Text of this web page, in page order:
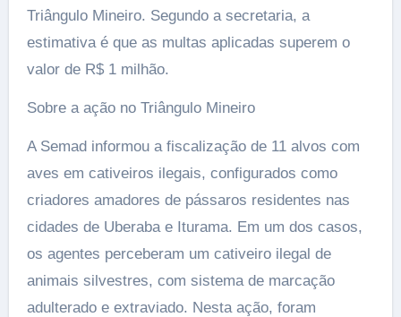
Triângulo Mineiro. Segundo a secretaria, a
estimativa é que as multas aplicadas superem o
valor de R$ 1 milhão.
Sobre a ação no Triângulo Mineiro
A Semad informou a fiscalização de 11 alvos com
aves em cativeiros ilegais, configurados como
criadores amadores de pássaros residentes nas
cidades de Uberaba e Iturama. Em um dos casos,
os agentes perceberam um cativeiro ilegal de
animais silvestres, com sistema de marcação
adulterado e extraviado. Nesta ação, foram